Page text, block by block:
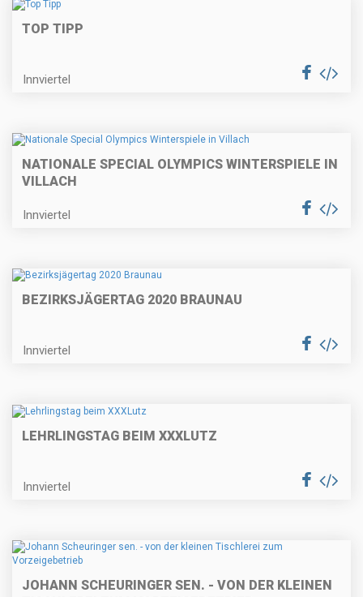
TOP TIPP
Innviertel
NATIONALE SPECIAL OLYMPICS WINTERSPIELE IN
VILLACH
Innviertel
BEZIRKSJÄGERTAG 2020 BRAUNAU
Innviertel
LEHRLINGSTAG BEIM XXXLUTZ
Innviertel
JOHANN SCHEURINGER SEN. - VON DER KLEINEN